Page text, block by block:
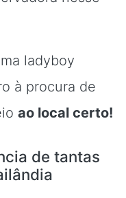
ladyboy
à procura de
ao local certo!
de tantas